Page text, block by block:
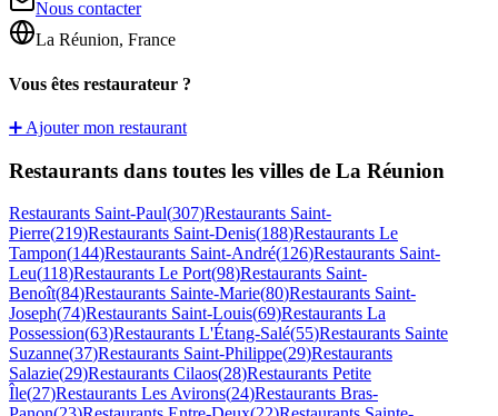
Nous contacter
La Réunion, France
Vous êtes restaurateur ?
➕ Ajouter mon restaurant
Restaurants dans toutes les villes de La Réunion
Restaurants Saint-Paul(307)Restaurants Saint-
Pierre(219)Restaurants Saint-Denis(188)Restaurants Le
Tampon(144)Restaurants Saint-André(126)Restaurants Saint-
Leu(118)Restaurants Le Port(98)Restaurants Saint-
Benoît(84)Restaurants Sainte-Marie(80)Restaurants Saint-
Joseph(74)Restaurants Saint-Louis(69)Restaurants La
Possession(63)Restaurants L'Étang-Salé(55)Restaurants Sainte
Suzanne(37)Restaurants Saint-Philippe(29)Restaurants
Salazie(29)Restaurants Cilaos(28)Restaurants Petite
Île(27)Restaurants Les Avirons(24)Restaurants Bras-